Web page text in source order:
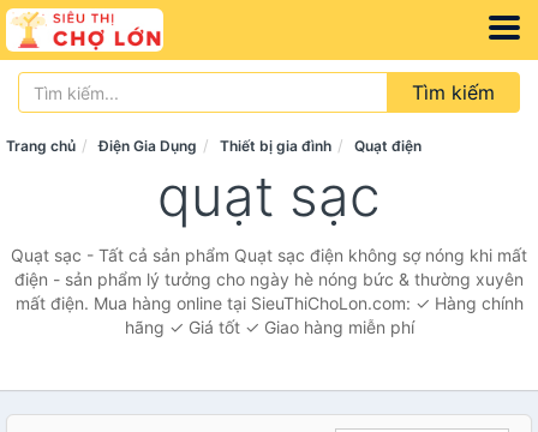
Tìm kiếm
Trang chủ Điện Gia Dụng Thiết bị gia đình Quạt điện
quạt sạc
Quạt sạc - Tất cả sản phẩm Quạt sạc điện không sợ nóng khi mất
điện - sản phẩm lý tưởng cho ngày hè nóng bức & thường xuyên
mất điện. Mua hàng online tại SieuThiChoLon.com: ✓ Hàng chính
hãng ✓ Giá tốt ✓ Giao hàng miễn phí